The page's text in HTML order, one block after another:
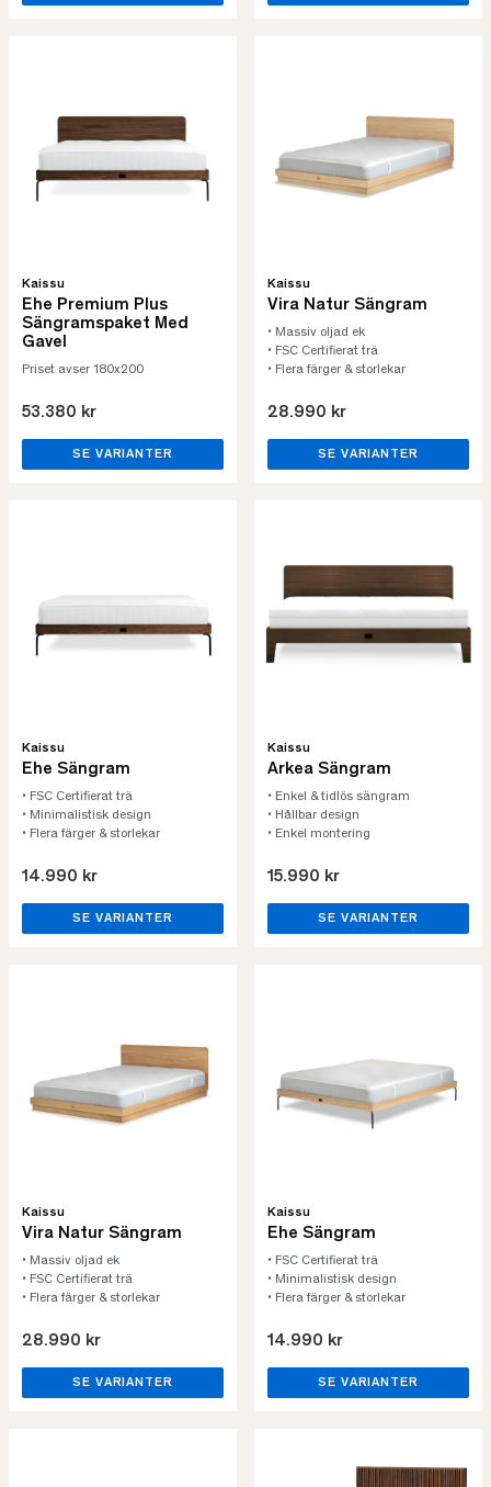
Kaissu
Ehe Premium Plus
Sängramspaket Med
Gavel
Priset avser 180x200
53.380 kr
SE VARIANTER
Kaissu
Vira Natur Sängram
• Massiv oljad ek
• FSC Certifierat trä
• Flera färger & storlekar
28.990 kr
SE VARIANTER
Kaissu
Ehe Sängram
• FSC Certifierat trä
• Minimalistisk design
• Flera färger & storlekar
14.990 kr
SE VARIANTER
Kaissu
Arkea Sängram
• Enkel & tidlös sängram
• Hållbar design
• Enkel montering
15.990 kr
SE VARIANTER
Kaissu
Vira Natur Sängram
• Massiv oljad ek
• FSC Certifierat trä
• Flera färger & storlekar
28.990 kr
SE VARIANTER
Kaissu
Ehe Sängram
• FSC Certifierat trä
• Minimalistisk design
• Flera färger & storlekar
14.990 kr
SE VARIANTER